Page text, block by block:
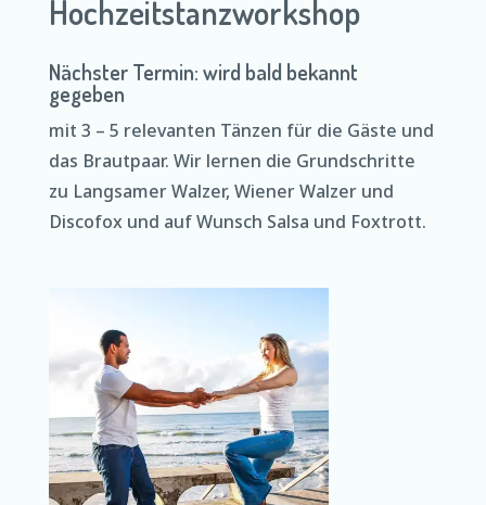
Hochzeitstanzworkshop
Nächster Termin: wird bald bekannt
gegeben
mit 3 – 5 relevanten Tänzen für die Gäste und
das Brautpaar. Wir lernen die Grundschritte
zu Langsamer Walzer, Wiener Walzer und
Discofox und auf Wunsch Salsa und Foxtrott.